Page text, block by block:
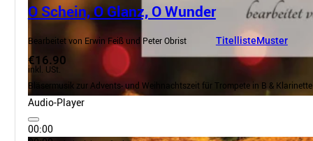
O Schein, O Glanz, O Wunder
Bearbeitet von Erwin Feiß und Peter Obrist TitellisteMuster
€16.90
inkl. USt.
Bläsermusik zur Advents- und Weihnachtszeit für Trompete in B &
Audio-Player
00:00